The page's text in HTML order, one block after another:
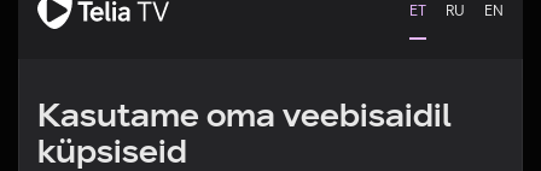
ET RU EN
Kasutame oma veebisaidil
küpsiseid